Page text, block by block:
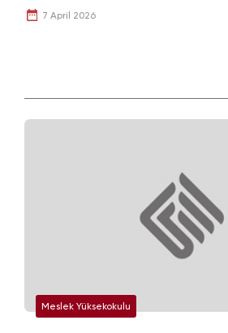
7 April 2026
Meslek Yüksekokulu